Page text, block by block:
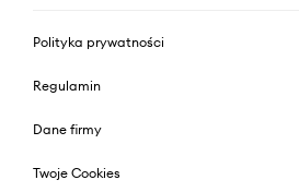
Polityka prywatności
Regulamin
Dane firmy
Twoje Cookies